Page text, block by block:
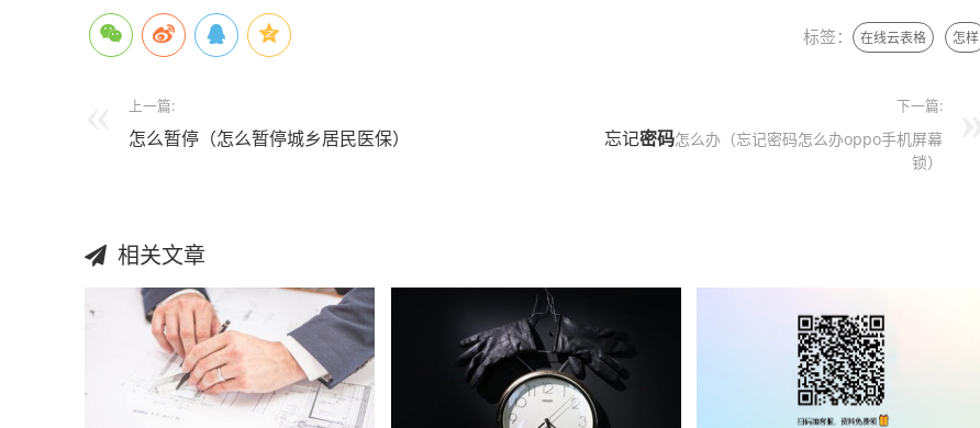
标签： 在线云表格 怎样
上一篇:
怎么暂停（怎么暂停城乡居民医保）
下一篇:
忘记密码怎么办（忘记密码怎么办oppo手机屏幕
锁）
相关文章